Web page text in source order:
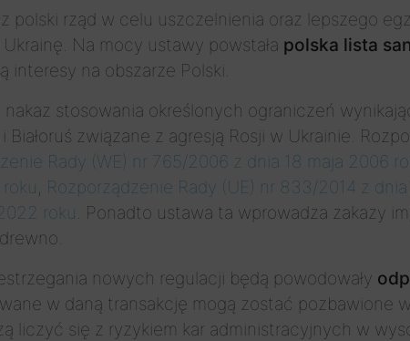
polski rząd w celu uszczelnienia oraz lepszego
Na mocy ustawy powstała polska lista
interesy na obszarze Polski.
stosowania określonych ograniczeń
związane z agresją Rosji w Ukrainie.
Rady (WE) nr 765/2006 z dnia 18 maja 2006
, Rozporządzenie Rady (UE) nr 833/2014 z
roku. Ponadto ustawa ta wprowadza zakazy
nowych regulacji będą powodowały
w daną transakcję mogą zostać pozbawione
liczyć się z ryzykiem kar administracyjnych w